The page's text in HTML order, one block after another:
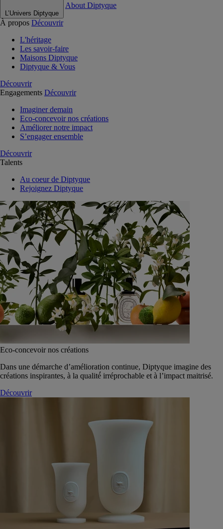
L’Univers Diptyque
About Diptyque
À propos Découvrir
L'héritage
Les savoir-faire
Maisons Diptyque
Diptyque & Vous
Découvrir
Engagements Découvrir
Imaginer demain
Eco-concevoir nos créations
Améliorer notre impact
S’engager ensemble
Découvrir
Talents
Au coeur de Diptyque
Rejoignez Diptyque
Eco-concevoir nos créations
Dans une démarche d’amélioration continue, Diptyque imagine des
créations inspirantes, à la qualité́ irréprochable et à l’impact maitrisé.
Découvrir